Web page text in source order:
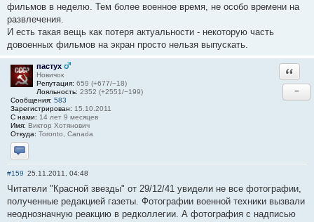
фильмов в неделю. Тем более военное время, не особо времени на
развлечения.
И есть такая вещь как потеря актуальности - некоторую часть
довоенных фильмов на экран просто нельзя выпускать.
пастух
Новичок
Репутация: 659 (+677/−18)
Лояльность: 2352 (+2551/−199)
Сообщения: 583
Зарегистрирован: 15.10.2011
С нами: 14 лет 9 месяцев
Имя: Виктор Хотянович
Откуда: Toronto, Canada
Отправить личное сообщение
−
#159 25.11.2011, 04:48
Читатели "Красной звезды" от 29/12/41 увидели не все фотографии,
полученные редакцией газеты. Фотографии военной техники вызвали
неоднозначную реакцию в редколлегии. А фотография с надписью